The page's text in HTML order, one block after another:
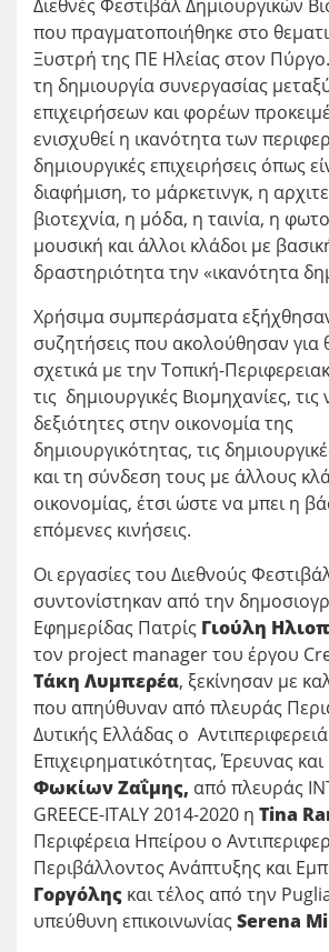
Διεθνές Φεστιβάλ Δημιουργικών
που πραγματοποιήθηκε στο
Ξυστρή της ΠΕ Ηλείας στον
τη δημιουργία συνεργασίας
επιχειρήσεων και φορέων
ενισχυθεί η ικανότητα των
δημιουργικές επιχειρήσεις όπως
διαφήμιση, το μάρκετινγκ, η
βιοτεχνία, η μόδα, η ταινία, η
μουσική και άλλοι κλάδοι με
δραστηριότητα την «ικανότητα
Χρήσιμα συμπεράσματα
συζητήσεις που ακολούθησαν για
σχετικά με την Τοπική-
τις δημιουργικές Βιομηχανίες, τις
δεξιότητες στην οικονομία της
δημιουργικότητας, τις
και τη σύνδεση τους με άλλους
οικονομίας, έτσι ώστε να μπει η
επόμενες κινήσεις.
Οι εργασίες του Διεθνούς
συντονίστηκαν από την
Εφημερίδας Πατρίς Γιούλη
τον project manager του έργου
Τάκη Λυμπερέα, ξεκίνησαν με
που απηύθυναν από πλευράς
Δυτικής Ελλάδας ο
Επιχειρηματικότητας, Έρευνας
Φωκίων Ζαΐμης, από πλευράς
GREECE-ITALY 2014-2020 η Tina
Περιφέρεια Ηπείρου ο
Περιβάλλοντος Ανάπτυξης και
Γοργόλης και τέλος από την
υπεύθυνη επικοινωνίας Serena